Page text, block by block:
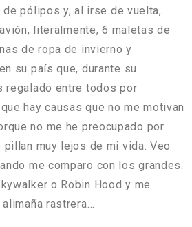
pólipos y, al irse de vuelta,
literalmente, 6 maletas de
de ropa de invierno y
su país que, durante su
regalado entre todos por
hay causas que no me motivan
no me he preocupado por
muy lejos de mi vida. Veo
me comparo con los grandes.
o Robin Hood y me
rastrera…